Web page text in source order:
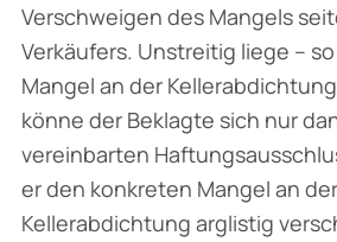
Verschweigen des Mangels
Verkäufers. Unstreitig liege – so
Mangel an der
könne der Beklagte sich nur
vereinbarten
er den konkreten Mangel an der
Kellerabdichtung arglistig